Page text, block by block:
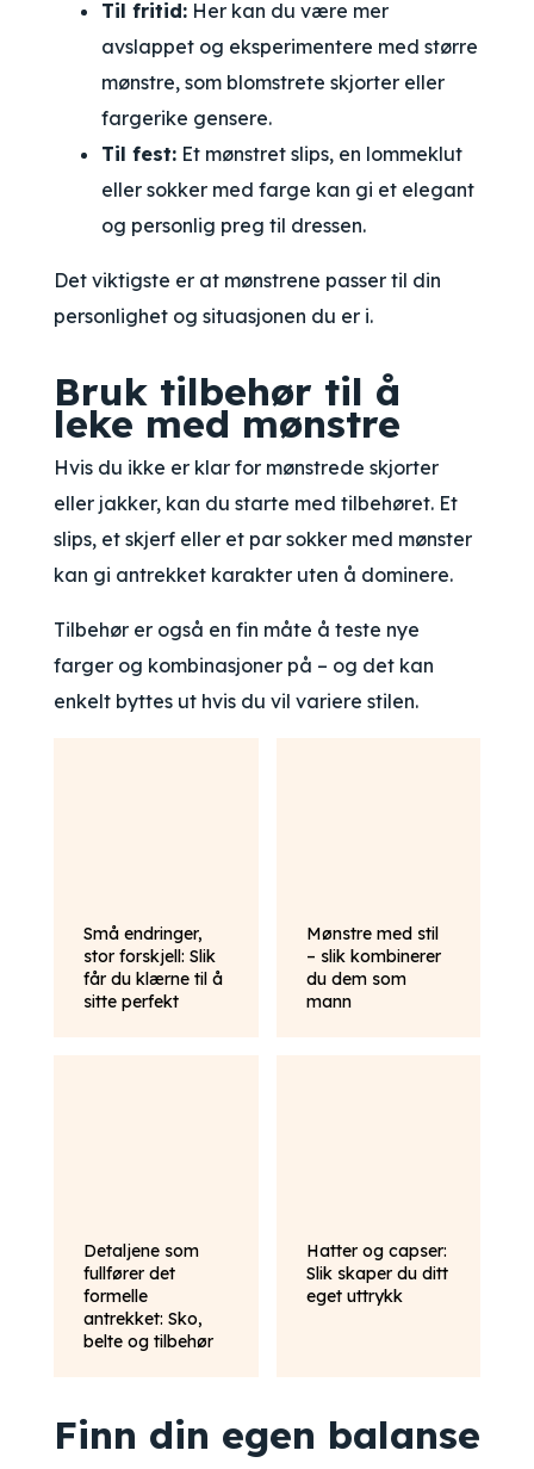
Til fritid: Her kan du være mer
avslappet og eksperimentere med større
mønstre, som blomstrete skjorter eller
fargerike gensere.
Til fest: Et mønstret slips, en lommeklut
eller sokker med farge kan gi et elegant
og personlig preg til dressen.
Det viktigste er at mønstrene passer til din
personlighet og situasjonen du er i.
Bruk tilbehør til å
leke med mønstre
Hvis du ikke er klar for mønstrede skjorter
eller jakker, kan du starte med tilbehøret. Et
slips, et skjerf eller et par sokker med mønster
kan gi antrekket karakter uten å dominere.
Tilbehør er også en fin måte å teste nye
farger og kombinasjoner på – og det kan
enkelt byttes ut hvis du vil variere stilen.
Små endringer,
stor forskjell: Slik
får du klærne til å
sitte perfekt
Mønstre med stil
– slik kombinerer
du dem som
mann
Detaljene som
fullfører det
formelle
antrekket: Sko,
belte og tilbehør
Hatter og capser:
Slik skaper du ditt
eget uttrykk
Finn din egen balanse